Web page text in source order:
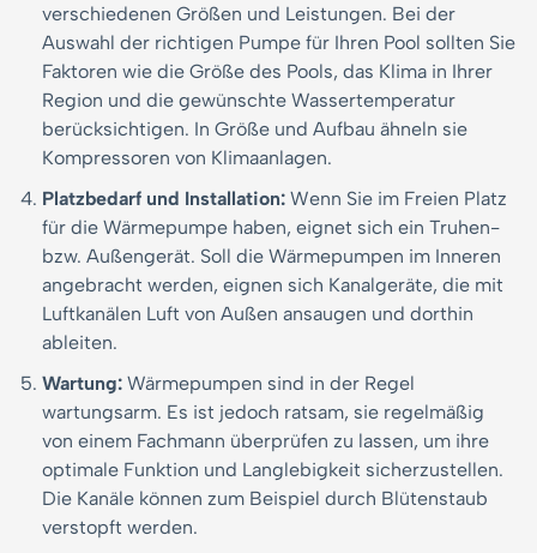
verschiedenen Größen und Leistungen. Bei der
Auswahl der richtigen Pumpe für Ihren Pool sollten Sie
Faktoren wie die Größe des Pools, das Klima in Ihrer
Region und die gewünschte Wassertemperatur
berücksichtigen. In Größe und Aufbau ähneln sie
Kompressoren von Klimaanlagen.
Platzbedarf und Installation: Wenn Sie im Freien Platz
für die Wärmepumpe haben, eignet sich ein Truhen-
bzw. Außengerät. Soll die Wärmepumpen im Inneren
angebracht werden, eignen sich Kanalgeräte, die mit
Luftkanälen Luft von Außen ansaugen und dorthin
ableiten.
Wartung: Wärmepumpen sind in der Regel
wartungsarm. Es ist jedoch ratsam, sie regelmäßig
von einem Fachmann überprüfen zu lassen, um ihre
optimale Funktion und Langlebigkeit sicherzustellen.
Die Kanäle können zum Beispiel durch Blütenstaub
verstopft werden.